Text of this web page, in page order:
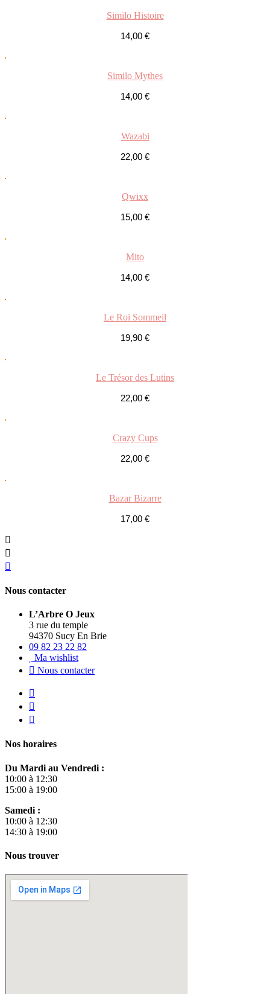
Similo Histoire
14,00 €
Similo Mythes
14,00 €
Wazabi
22,00 €
Qwixx
15,00 €
Mito
14,00 €
Le Roi Sommeil
19,90 €
Le Trésor des Lutins
22,00 €
Crazy Cups
22,00 €
Bazar Bizarre
17,00 €
Nous contacter
L’Arbre O Jeux
3 rue du temple
94370 Sucy En Brie
09 82 23 22 82
Ma wishlist
Nous contacter
Nos horaires
Du Mardi au Vendredi :
10:00 à 12:30
15:00 à 19:00
Samedi :
10:00 à 12:30
14:30 à 19:00
Nous trouver